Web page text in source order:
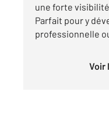
une forte
Parfait pour y
professionnelle